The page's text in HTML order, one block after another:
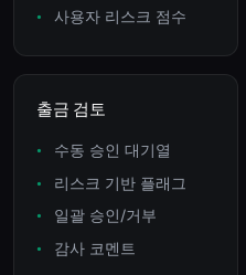
사용자 리스크 점수
출금 검토
수동 승인 대기열
리스크 기반 플래그
일괄 승인/거부
감사 코멘트